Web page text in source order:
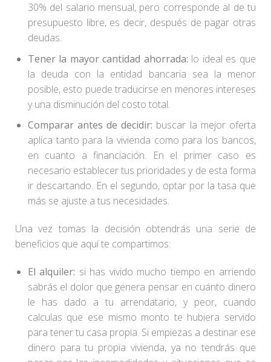
30% del salario mensual, pero corresponde al de tu
presupuesto libre, es decir, después de pagar otras
deudas.
Tener la mayor cantidad ahorrada: lo ideal es que
la deuda con la entidad bancaria sea la menor
posible, esto puede traducirse en menores intereses
y una disminución del costo total.
Comparar antes de decidir: buscar la mejor oferta
aplica tanto para la vivienda como para los bancos,
en cuanto a financiación. En el primer caso es
necesario establecer tus prioridades y de esta forma
ir descartando. En el segundo, optar por la tasa que
más se ajuste a tus necesidades.
Una vez tomas la decisión obtendrás una serie de
beneficios que aquí te compartimos:
El alquiler: si has vivido mucho tiempo en arriendo
sabrás el dolor que genera pensar en cuánto dinero
le has dado a tu arrendatario, y peor, cuando
calculas que ese mismo monto te hubiera servido
para tener tu casa propia. Si empiezas a destinar ese
dinero para tu propia vivienda, ya no tendrás que